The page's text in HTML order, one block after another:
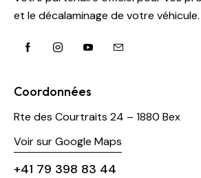
et le décalaminage de votre véhicule.
Coordonnées
Rte des Courtraits 24 – 1880 Bex
Voir sur Google Maps
+41 79 398 83 44